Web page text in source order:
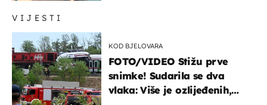
VIJESTI
KOD BJELOVARA
FOTO/VIDEO Stižu prve
snimke! Sudarila se dva
vlaka: Više je ozlijeđenih,